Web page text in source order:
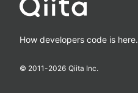
How developers code is here.
© 2011-2026 Qiita Inc.